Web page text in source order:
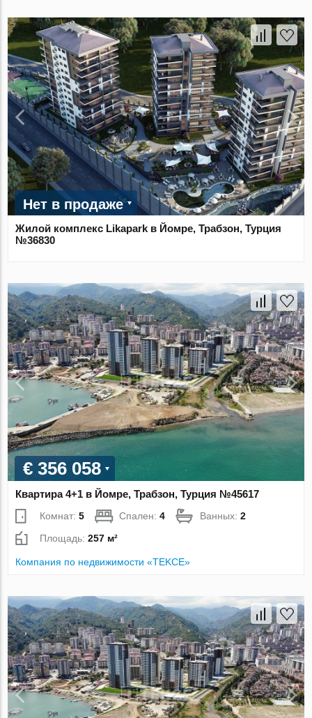
Нет в продаже
Жилой комплекс Likapark в Йомре, Трабзон, Турция
№36830
€ 356 058
Квартира 4+1 в Йомре, Трабзон, Турция №45617
Комнат:5 Спален:4 Ванных:2
Площадь:257 м²
Компания по недвижимости «TEKCE»